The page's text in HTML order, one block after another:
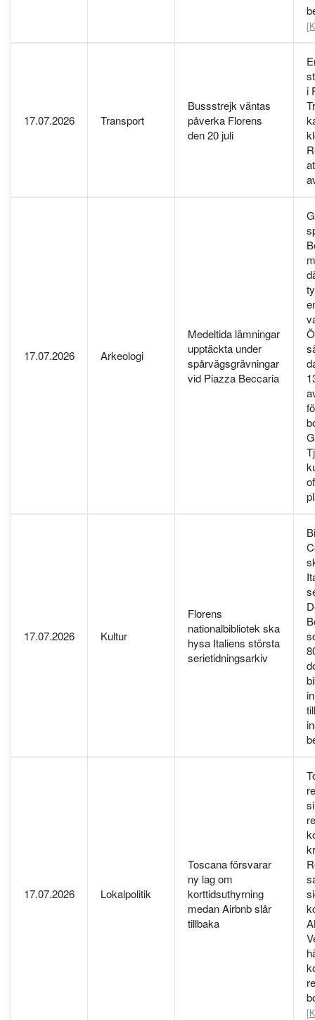
17.07.2026 Transport
Bussstrejk väntas
påverka Florens
den 20 juli
i
17.07.2026 Arkeologi
Medeltida lämningar
upptäckta under
spårvägsgrävningar
vid Piazza Beccaria
17.07.2026 Kultur
Florens
nationalbibliotek ska
hysa Italiens största
serietidningsarkiv
17.07.2026 Lokalpolitik
Toscana försvarar
ny lag om
korttidsuthyrning
medan Airbnb slår
tillbaka